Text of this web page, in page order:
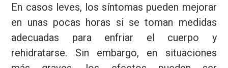
En casos leves, los síntomas pueden mejorar
en unas pocas horas si se toman medidas
adecuadas para enfriar el cuerpo y
rehidratarse. Sin embargo, en situaciones